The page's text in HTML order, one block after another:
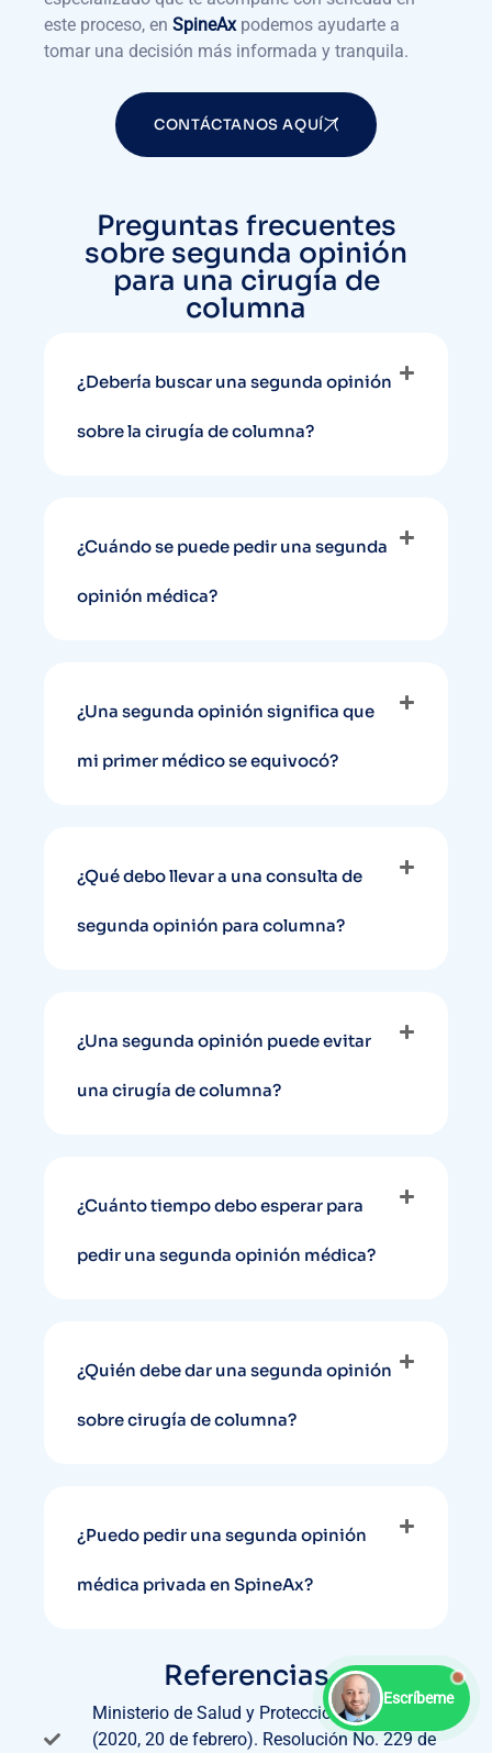
este proceso, en SpineAx podemos ayudarte a
tomar una decisión más informada y tranquila.
CONTÁCTANOS AQUÍ
Preguntas frecuentes
sobre segunda opinión
para una cirugía de
columna
¿Debería buscar una segunda opinión
sobre la cirugía de columna?
¿Cuándo se puede pedir una segunda
opinión médica?
¿Una segunda opinión significa que
mi primer médico se equivocó?
¿Qué debo llevar a una consulta de
segunda opinión para columna?
¿Una segunda opinión puede evitar
una cirugía de columna?
¿Cuánto tiempo debo esperar para
pedir una segunda opinión médica?
¿Quién debe dar una segunda opinión
sobre cirugía de columna?
¿Puedo pedir una segunda opinión
médica privada en SpineAx?
Referencias
Ministerio de Salud y Protección Social.
(2020, 20 de febrero). Resolución No. 229 de
Escríbeme